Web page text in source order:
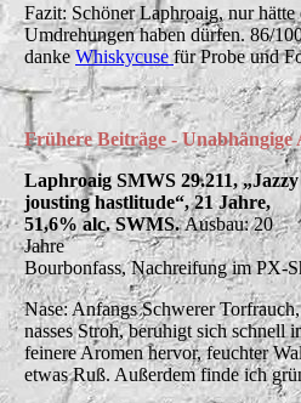
Fazit: Schöner Laphroaig, nur
Umdrehungen haben dürfen. 86/
danke Whiskycusefür Probe und
Frühere Beiträge - Unabhängige
Laphroaig SMWS 29.211, „Jazzy
jousting hastlitude“, 21 Jahre,
51,6% alc. SWMS.Ausbau: 20
Jahre
Bourbonfass, Nachreifung im PX-
Nase: Anfangs Schwerer
nasses Stroh, beruhigt sich schnell
feinere Aromen hervor, feuchter
etwas Ruß. Außerdem finde ich